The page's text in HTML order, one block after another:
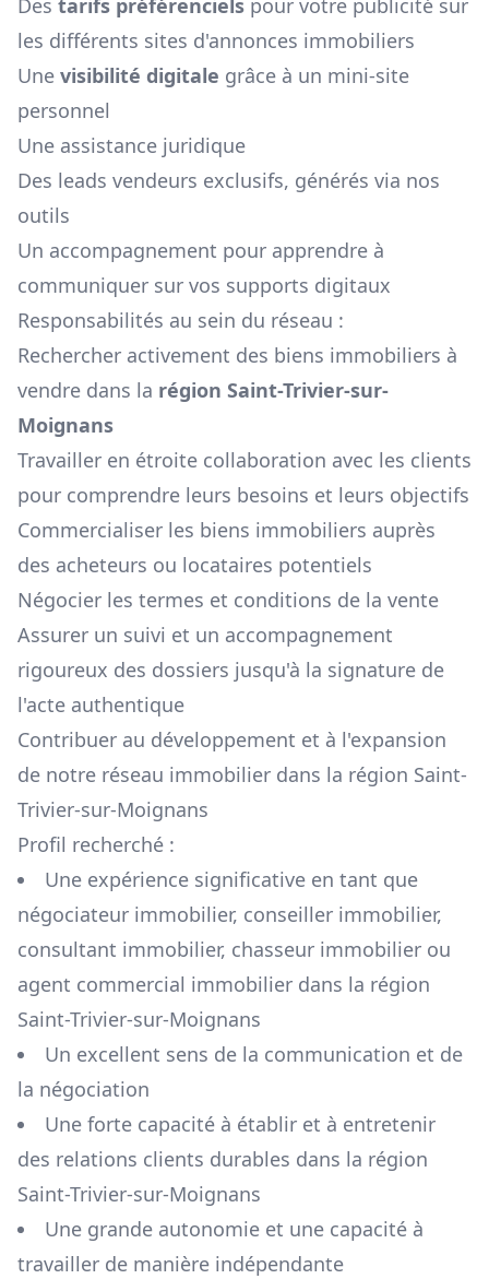
Des tarifs préférenciels pour votre publicité sur
les différents sites d'annonces immobiliers
Une visibilité digitale grâce à un mini-site
personnel
Une assistance juridique
Des leads vendeurs exclusifs, générés via nos
outils
Un accompagnement pour apprendre à
communiquer sur vos supports digitaux
Responsabilités au sein du réseau :
Rechercher activement des biens immobiliers à
vendre dans la région Saint-Trivier-sur-
Moignans
Travailler en étroite collaboration avec les clients
pour comprendre leurs besoins et leurs objectifs
Commercialiser les biens immobiliers auprès
des acheteurs ou locataires potentiels
Négocier les termes et conditions de la vente
Assurer un suivi et un accompagnement
rigoureux des dossiers jusqu'à la signature de
l'acte authentique
Contribuer au développement et à l'expansion
de notre réseau immobilier dans la région Saint-
Trivier-sur-Moignans
Profil recherché :
Une expérience significative en tant que
négociateur immobilier, conseiller immobilier,
consultant immobilier, chasseur immobilier ou
agent commercial immobilier dans la région
Saint-Trivier-sur-Moignans
Un excellent sens de la communication et de
la négociation
Une forte capacité à établir et à entretenir
des relations clients durables dans la région
Saint-Trivier-sur-Moignans
Une grande autonomie et une capacité à
travailler de manière indépendante